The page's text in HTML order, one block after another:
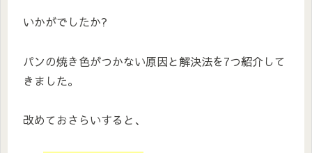
いかがでしたか?
パンの焼き色がつかない原因と解決法を7つ紹介して
きました。
改めておさらいすると、